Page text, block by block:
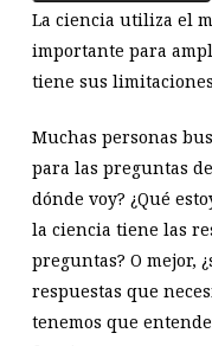
La ciencia utiliza el
importante para
tiene sus limitaciones
Muchas personas
para las preguntas
dónde voy? ¿Qué
la ciencia tiene las
preguntas? O mejor,
respuestas que
tenemos que